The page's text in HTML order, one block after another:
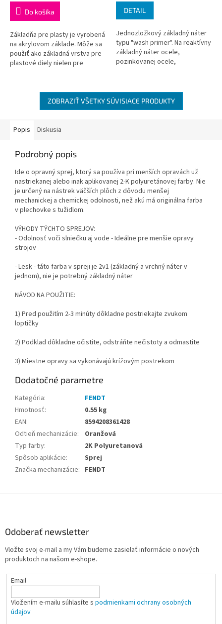
Do košíka
Základňa pre plasty je vyrobená
na akrylovom základe. Môže sa
použiť ako základná vrstva pre
plastové diely nielen pre
DETAIL
Jednozložkový základný náter
typu "wash primer". Na reaktívny
základný náter ocele,
pozinkovanej ocele,
náter, ktorý...
ZOBRAZIŤ VŠETKY SÚVISIACE PRODUKTY
Popis Diskusia
Podrobný popis
Ide o opravný sprej, ktorý sa používa pri menších opravách už
nastriekanej alebo inak aplikovanej 2-K polyuretánovej farby. Nie
je určený na nástrek väčších plôch z dôvodu menšej
mechanickej a chemickej odolnosti, než akú má originálna farba
v plechovke s tužidlom.
VÝHODY TÝCHTO SPREJOV:
- Odolnosť voči slniečku aj vode - Ideálne pre menšie opravy
strojov
- Lesk - táto farba v spreji je 2v1 (základný a vrchný náter v
jednom), nie je potrebný základný náter
NÁVOD NA POUŽITIE:
1) Pred použitím 2-3 minúty dôkladne postriekajte zvukom
loptičky
2) Podklad dôkladne očistite, odstráňte nečistoty a odmastite
3) Miestne opravy sa vykonávajú krížovým postrekom
Dodatočné parametre
Kategória:
FENDT
Hmotnosť:
0.55 kg
EAN:
8594208361428
Odtieň mechanizácie:
Oranžová
Typ farby:
2K Polyuretanová
Spôsob aplikácie:
Sprej
Značka mechanizácie: FENDT
Odoberať newsletter
Vložte svoj e-mail a my Vám budeme zasielať informácie o nových
produktoch na našom e-shope.
Email
Vložením e-mailu súhlasíte s podmienkami ochrany osobných
údajov